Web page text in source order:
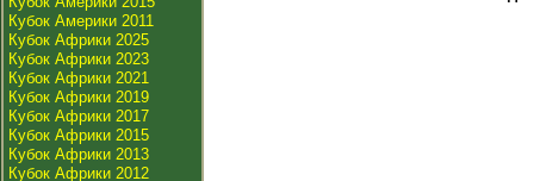
Кубок Америки 2011
Кубок Африки 2025
Кубок Африки 2023
Кубок Африки 2021
Кубок Африки 2019
Кубок Африки 2017
Кубок Африки 2015
Кубок Африки 2013
Кубок Африки 2012